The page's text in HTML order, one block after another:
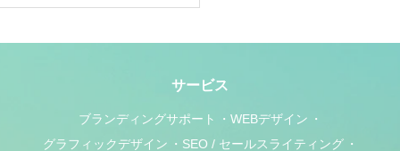
サービス
ブランディングサポート
WEBデザイン
グラフィックデザイン
SEO / セールスライティング